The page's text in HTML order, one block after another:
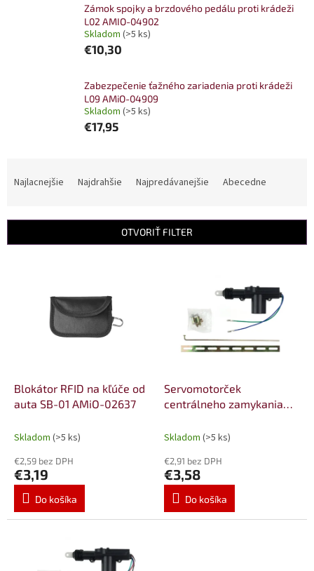
Zámok spojky a brzdového pedálu proti krádeži
L02 AMIO-04902
Skladom (>5 ks)
€10,30
Zabezpečenie ťažného zariadenia proti krádeži
L09 AMiO-04909
Skladom (>5 ks)
€17,95
i
Najlacnejšie Najdrahšie Najpredávanejšie Abecedne
OTVORIŤ FILTER
Blokátor RFID na kľúče od
auta SB-01 AMiO-02637
Skladom (>5 ks)
€2,59 bez DPH
€3,19
Do košíka
Servomotorček
centrálneho zamykania
Skladom (>5 ks)
€2,91 bez DPH
€3,58
Do košíka